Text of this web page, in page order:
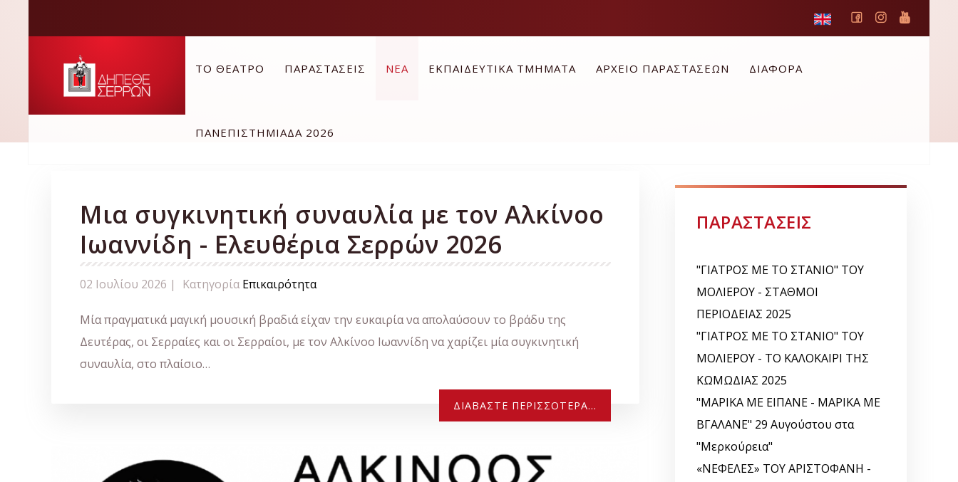
ΤΟ ΘΕΑΤΡΟ ΠΑΡΑΣΤΑΣΕΙΣ ΝΕΑ ΕΚΠΑΙΔΕΥΤΙΚΑ ΤΜΗΜΑΤΑ ΑΡΧΕΙΟ ΠΑΡΑΣΤΑΣΕΩΝ ΔΙΑΦΟΡΑ
ΠΑΝΕΠΙΣΤΗΜΙΑΔΑ 2026
Μια συγκινητική συναυλία με τον Αλκίνοο
Ιωαννίδη - Ελευθέρια Σερρών 2026
02 Ιουλίου 2026 | Κατηγορία Επικαιρότητα
Μία πραγματικά μαγική μουσική βραδιά είχαν την ευκαιρία να απολαύσουν το βράδυ της
Δευτέρας, οι Σερραίες και οι Σερραίοι, με τον Αλκίνοο Ιωαννίδη να χαρίζει μία συγκινητική
συναυλία, στο πλαίσιο…
ΔΙΑΒΆΣΤΕ ΠΕΡΙΣΣΌΤΕΡΑ...
ΠΑΡΑΣΤΑΣΕΙΣ
"ΓΙΑΤΡΟΣ ΜΕ ΤΟ ΣΤΑΝΙΟ" ΤΟΥ
ΜΟΛΙΕΡΟΥ - ΣΤΑΘΜΟΙ
ΠΕΡΙΟΔΕΙΑΣ 2025
"ΓΙΑΤΡΟΣ ΜΕ ΤΟ ΣΤΑΝΙΟ" ΤΟΥ
ΜΟΛΙΕΡΟΥ - ΤΟ ΚΑΛΟΚΑΙΡΙ ΤΗΣ
ΚΩΜΩΔΙΑΣ 2025
"ΜΑΡΙΚΑ ΜΕ ΕΙΠΑΝΕ - ΜΑΡΙΚΑ ΜΕ
ΒΓΑΛΑΝΕ" 29 Αυγούστου στα
"Μερκούρεια"
«ΝΕΦΕΛΕΣ» ΤΟΥ ΑΡΙΣΤΟΦΑΝΗ -